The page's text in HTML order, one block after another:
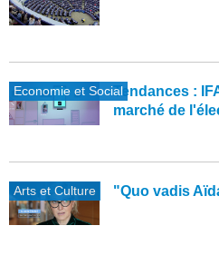
Economie et SocialTendances :
marché de
Arts et Culture "Quo vadis